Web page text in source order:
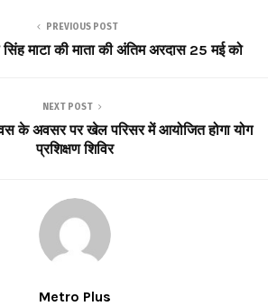
PREVIOUS POST
माटा की माता की अंतिम अरदास 25 मई को
NEXT POST
के अवसर पर खेल परिसर में आयोजित होगा योग
प्रशिक्षण शिविर
Metro Plus